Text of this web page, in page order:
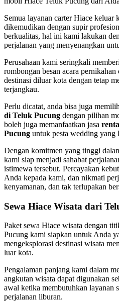
Semua layanan carter Hiace keluar
dikemudikan dengan supir
berkualitas, hal ini kami lakukan
perjalanan yang menyenangkan
Perusahaan kami seringkali
rombongan besan acara
destinasi diluar kota dengan tetap
terjangkau.
Perlu dicatat, anda bisa juga
di Teluk Pucung dengan pilihan
boleh juga memanfaatkan jasa
Pucung untuk pesta wedding yang
Dengan komitmen yang tinggi
kami siap menjadi sahabat
istimewa tersebut. Percayakan
Anda kepada kami, dan nikmati
kenyamanan, dan tak terlupakan
Sewa Hiace Wisata dari
Paket sewa Hiace wisata dengan
Pucung kami siapkan untuk Anda
mengeksplorasi destinasi wisata
luar kota.
Pengalaman panjang kami dalam
angkutan wisata dapat digunakan
awal ketika membutuhkan layanan
perjalanan liburan.